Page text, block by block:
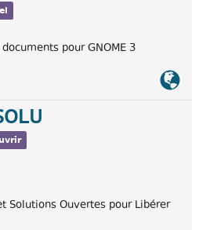
pour GNOME 3
Lien
Solutions Ouvertes pour Libérer